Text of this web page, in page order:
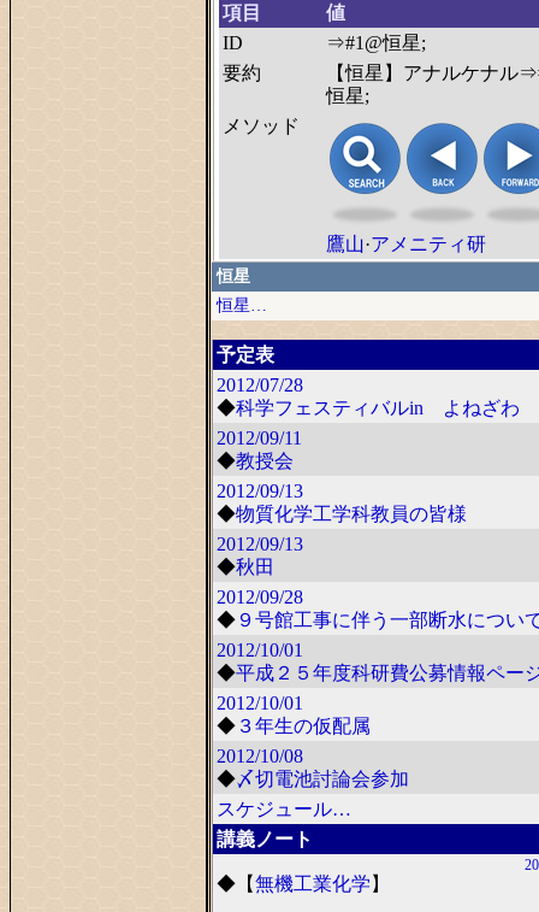
項目
値
ID
⇒#1@恒星;
要約
【恒星】アナルケナル
恒星;
メソッド
鷹山·アメニティ研
恒星
恒星…
予定表
2012/07/28
◆科学フェスティバルin よねざわ
2012/09/11
◆教授会
2012/09/13
◆物質化学工学科教員の皆様
2012/09/13
◆秋田
2012/09/28
◆ ９号館工事に伴う一部断水につい
2012/10/01
◆平成２５年度科研費公募情報ペー
2012/10/01
◆ ３年生の仮配属
2012/10/08
◆〆切電池討論会参加
スケジュール…
講義ノート
◆ 【無機工業化学 】